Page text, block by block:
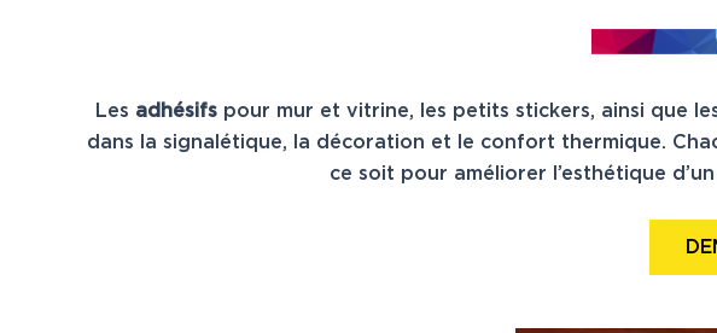
Les adhésifs pour mur et vitrine, les petits stickers, ainsi que
dans la signalétique, la décoration et le confort thermique.
ce soit pour améliorer l’esthétique